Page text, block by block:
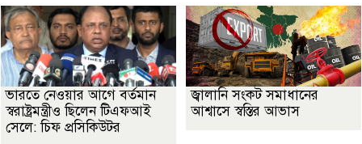
ভারতে নেওয়ার আগে বর্তমান
স্বরাষ্ট্রমন্ত্রীও ছিলেন টিএফআই
সেলে: চিফ প্রসিকিউটর
জ্বালানি সংকট সমাধানের
আশ্বাসে স্বস্তির আভাস